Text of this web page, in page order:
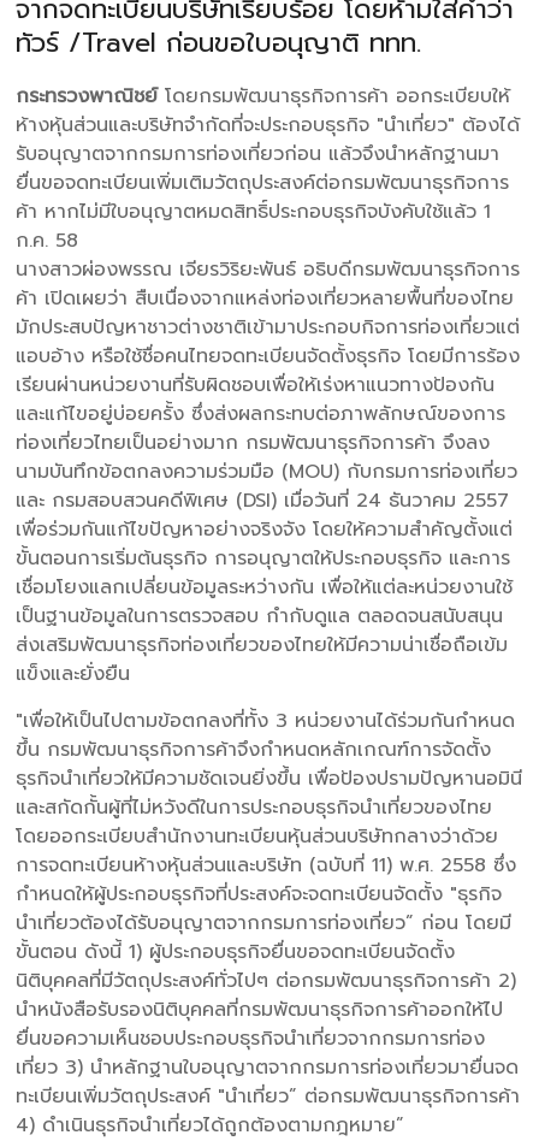
จากจดทะเบียนบริษัทเรียบร้อย โดยห้ามใส่คำว่า
ทัวร์ /Travel ก่อนขอใบอนุญาติ ททท.
กระทรวงพาณิชย์โดยกรมพัฒนาธุรกิจการค้า ออกระเบียบให้
ห้างหุ้นส่วนและบริษัทจำกัดที่จะประกอบธุรกิจ "นำเที่ยว" ต้องได้
รับอนุญาตจากกรมการท่องเที่ยวก่อน แล้วจึงนำหลักฐานมา
ยื่นขอจดทะเบียนเพิ่มเติมวัตถุประสงค์ต่อกรมพัฒนาธุรกิจการ
ค้า หากไม่มีใบอนุญาตหมดสิทธิ์ประกอบธุรกิจบังคับใช้แล้ว 1
ก.ค. 58
นางสาวผ่องพรรณ เจียรวิริยะพันธ์ อธิบดีกรมพัฒนาธุรกิจการ
ค้า เปิดเผยว่า สืบเนื่องจากแหล่งท่องเที่ยวหลายพื้นที่ของไทย
มักประสบปัญหาชาวต่างชาติเข้ามาประกอบกิจการท่องเที่ยวแต่
แอบอ้าง หรือใช้ชื่อคนไทยจดทะเบียนจัดตั้งธุรกิจ โดยมีการร้อง
เรียนผ่านหน่วยงานที่รับผิดชอบเพื่อให้เร่งหาแนวทางป้องกัน
และแก้ไขอยู่บ่อยครั้ง ซึ่งส่งผลกระทบต่อภาพลักษณ์ของการ
ท่องเที่ยวไทยเป็นอย่างมาก กรมพัฒนาธุรกิจการค้า จึงลง
นามบันทึกข้อตกลงความร่วมมือ (MOU) กับกรมการท่องเที่ยว
และ กรมสอบสวนคดีพิเศษ (DSI) เมื่อวันที่ 24 ธันวาคม 2557
เพื่อร่วมกันแก้ไขปัญหาอย่างจริงจัง โดยให้ความสำคัญตั้งแต่
ขั้นตอนการเริ่มต้นธุรกิจ การอนุญาตให้ประกอบธุรกิจ และการ
เชื่อมโยงแลกเปลี่ยนข้อมูลระหว่างกัน เพื่อให้แต่ละหน่วยงานใช้
เป็นฐานข้อมูลในการตรวจสอบ กำกับดูแล ตลอดจนสนับสนุน
ส่งเสริมพัฒนาธุรกิจท่องเที่ยวของไทยให้มีความน่าเชื่อถือเข้ม
แข็งและยั่งยืน
"เพื่อให้เป็นไปตามข้อตกลงที่ทั้ง 3 หน่วยงานได้ร่วมกันกำหนด
ขึ้น กรมพัฒนาธุรกิจการค้าจึงกำหนดหลักเกณฑ์การจัดตั้ง
ธุรกิจนำเที่ยวให้มีความชัดเจนยิ่งขึ้น เพื่อป้องปรามปัญหานอมินี
และสกัดกั้นผู้ที่ไม่หวังดีในการประกอบธุรกิจนำเที่ยวของไทย
โดยออกระเบียบสำนักงานทะเบียนหุ้นส่วนบริษัทกลางว่าด้วย
การจดทะเบียนห้างหุ้นส่วนและบริษัท (ฉบับที่ 11) พ.ศ. 2558 ซึ่ง
กำหนดให้ผู้ประกอบธุรกิจที่ประสงค์จะจดทะเบียนจัดตั้ง "ธุรกิจ
นำเที่ยวต้องได้รับอนุญาตจากกรมการท่องเที่ยว” ก่อน โดยมี
ขั้นตอน ดังนี้ 1) ผู้ประกอบธุรกิจยื่นขอจดทะเบียนจัดตั้ง
นิติบุคคลที่มีวัตถุประสงค์ทั่วไปๆ ต่อกรมพัฒนาธุรกิจการค้า 2)
นำหนังสือรับรองนิติบุคคลที่กรมพัฒนาธุรกิจการค้าออกให้ไป
ยื่นขอความเห็นชอบประกอบธุรกิจนำเที่ยวจากกรมการท่อง
เที่ยว 3) นำหลักฐานใบอนุญาตจากกรมการท่องเที่ยวมายื่นจด
ทะเบียนเพิ่มวัตถุประสงค์ "นำเที่ยว” ต่อกรมพัฒนาธุรกิจการค้า
4) ดำเนินธุรกิจนำเที่ยวได้ถูกต้องตามกฎหมาย”